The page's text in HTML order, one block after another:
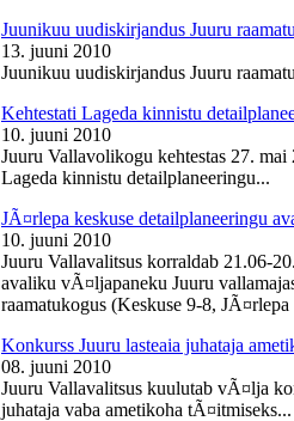
Juunikuu uudiskirjandus Juuru
13. juuni 2010
Juunikuu uudiskirjandus Juuru
Kehtestati Lageda kinnistu
10. juuni 2010
Juuru Vallavolikogu kehtestas 27.
Lageda kinnistu detailplaneeringu...
JÃ¤rlepa keskuse detailplaneeringu
10. juuni 2010
Juuru Vallavalitsus korraldab 21.06-
avaliku vÃ¤ljapaneku Juuru
raamatukogus (Keskuse 9-8,
Konkurss Juuru lasteaia juhataja
08. juuni 2010
Juuru Vallavalitsus kuulutab vÃ¤lja
juhataja vaba ametikoha tÃ¤itmiseks...